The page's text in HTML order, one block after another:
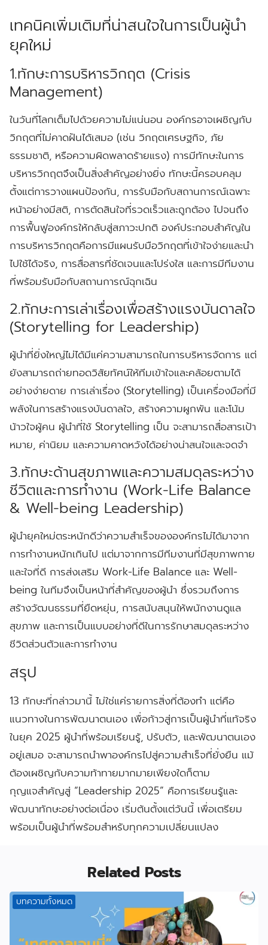
เทคนิคเพิ่มเติมที่น่าสนใจในการเป็นผู้นำ
ยุคใหม่
1.ทักษะการบริหารวิกฤต (Crisis
Management)
ในวันที่โลกเต็มไปด้วยความไม่แน่นอน องค์กรอาจเผชิญกับ
วิกฤตที่ไม่คาดฝันได้เสมอ (เช่น วิกฤตเศรษฐกิจ, ภัย
ธรรมชาติ, หรือความผิดพลาดร้ายแรง) การมีทักษะในการ
บริหารวิกฤตจึงเป็นสิ่งสำคัญอย่างยิ่ง ทักษะนี้ครอบคลุม
ตั้งแต่การวางแผนป้องกัน, การรับมือกับสถานการณ์เฉพาะ
หน้าอย่างมีสติ, การตัดสินใจที่รวดเร็วและถูกต้อง ไปจนถึง
การฟื้นฟูองค์กรให้กลับสู่สภาวะปกติ องค์ประกอบสำคัญใน
การบริหารวิกฤตคือการมีแผนรับมือวิกฤตที่เข้าใจง่ายและนำ
ไปใช้ได้จริง, การสื่อสารที่ชัดเจนและโปร่งใส และการมีทีมงาน
ที่พร้อมรับมือกับสถานการณ์ฉุกเฉิน
2.ทักษะการเล่าเรื่องเพื่อสร้างแรงบันดาลใจ
(Storytelling for Leadership)
ผู้นำที่ยิ่งใหญ่ไม่ได้มีแค่ความสามารถในการบริหารจัดการ แต่
ยังสามารถถ่ายทอดวิสัยทัศน์ให้ทีมเข้าใจและคล้อยตามได้
อย่างง่ายดาย การเล่าเรื่อง (Storytelling) เป็นเครื่องมือที่มี
พลังในการสร้างแรงบันดาลใจ, สร้างความผูกพัน และโน้ม
น้าวใจผู้คน ผู้นำที่ใช้ Storytelling เป็น จะสามารถสื่อสารเป้า
หมาย, ค่านิยม และความคาดหวังได้อย่างน่าสนใจและจดจำ
3.ทักษะด้านสุขภาพและความสมดุลระหว่าง
ชีวิตและการทำงาน (Work-Life Balance
& Well-being Leadership)
ผู้นำยุคใหม่ตระหนักดีว่าความสำเร็จขององค์กรไม่ได้มาจาก
การทำงานหนักเกินไป แต่มาจากการมีทีมงานที่มีสุขภาพกาย
และใจที่ดี การส่งเสริม Work-Life Balance และ Well-
being ในทีมจึงเป็นหน้าที่สำคัญของผู้นำ ซึ่งรวมถึงการ
สร้างวัฒนธรรมที่ยืดหยุ่น, การสนับสนุนให้พนักงานดูแล
สุขภาพ และการเป็นแบบอย่างที่ดีในการรักษาสมดุลระหว่าง
ชีวิตส่วนตัวและการทำงาน
สรุป
13 ทักษะที่กล่าวมานี้ ไม่ใช่แค่รายการสิ่งที่ต้องทำ แต่คือ
แนวทางในการพัฒนาตนเอง เพื่อก้าวสู่การเป็นผู้นำที่แท้จริง
ในยุค 2025 ผู้นำที่พร้อมเรียนรู้, ปรับตัว, และพัฒนาตนเอง
อยู่เสมอ จะสามารถนำพาองค์กรไปสู่ความสำเร็จที่ยั่งยืน แม้
ต้องเผชิญกับความท้าทายมากมายเพียงใดก็ตาม
กุญแจสำคัญสู่ “Leadership 2025” คือการเรียนรู้และ
พัฒนาทักษะอย่างต่อเนื่อง เริ่มต้นตั้งแต่วันนี้ เพื่อเตรียม
พร้อมเป็นผู้นำที่พร้อมสำหรับทุกความเปลี่ยนแปลง
Related Posts
บทความทั้งหมด